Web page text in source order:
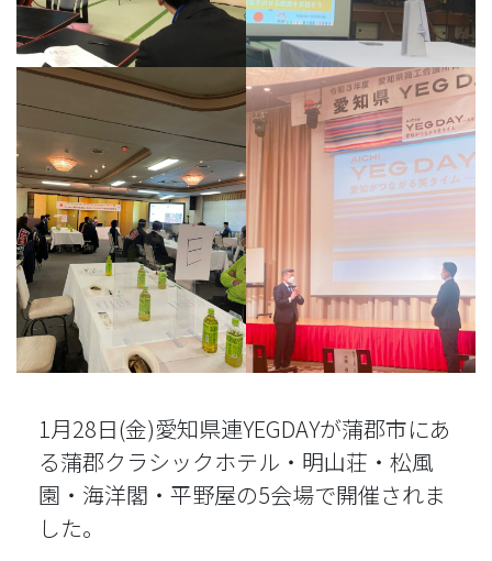
1月28日(金)愛知県連YEGDAYが蒲郡市にあ
る蒲郡クラシックホテル・明山荘・松風
園・海洋閣・平野屋の5会場で開催されま
した。